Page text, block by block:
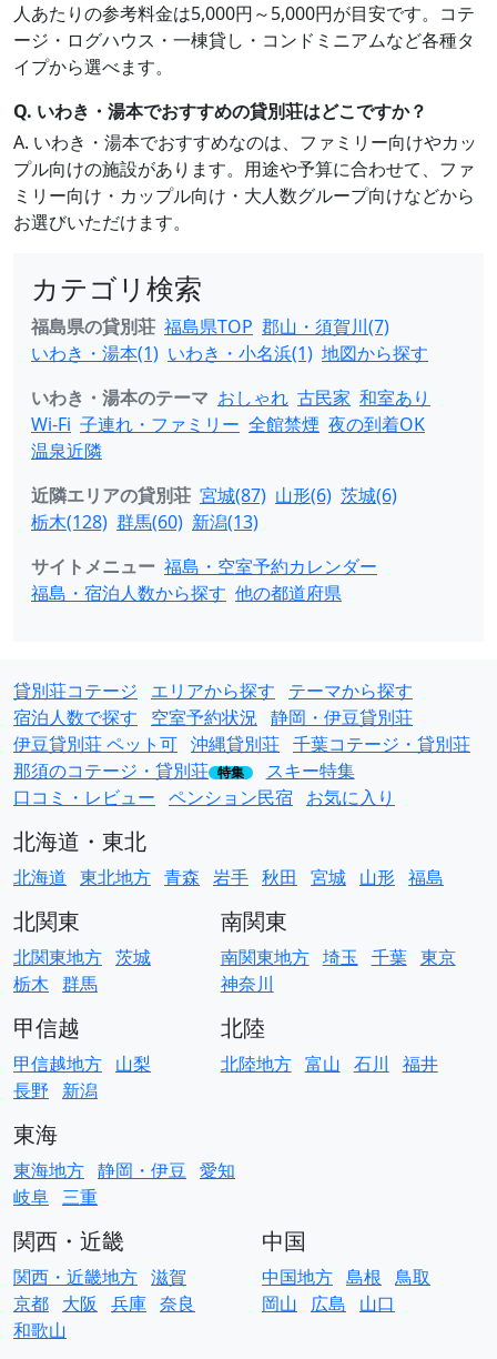
人あたりの参考料金は5,000円～5,000円が目安です。コテ
ージ・ログハウス・一棟貸し・コンドミニアムなど各種タ
イプから選べます。
Q. いわき・湯本でおすすめの貸別荘はどこですか？
A. いわき・湯本でおすすめなのは、ファミリー向けやカッ
プル向けの施設があります。用途や予算に合わせて、ファ
ミリー向け・カップル向け・大人数グループ向けなどから
お選びいただけます。
カテゴリ検索
福島県の貸別荘 福島県TOP 郡山・須賀川(7)
いわき・湯本(1) いわき・小名浜(1) 地図から探す
いわき・湯本のテーマ おしゃれ 古民家 和室あり
Wi-Fi 子連れ・ファミリー 全館禁煙 夜の到着OK
温泉近隣
近隣エリアの貸別荘 宮城(87) 山形(6) 茨城(6)
栃木(128) 群馬(60) 新潟(13)
サイトメニュー 福島・空室予約カレンダー
福島・宿泊人数から探す 他の都道府県
貸別荘コテージ エリアから探す
テーマから探す
宿泊人数で探す
空室予約状況 静岡・伊豆貸別荘
伊豆貸別荘 ペット可 沖縄貸別荘 千葉コテージ・貸別荘
那須のコテージ・貸別荘 特集
スキー特集
口コミ・レビュー ペンション民宿 お気に入り
北海道・東北
北海道 東北地方 青森 岩手 秋田 宮城 山形 福島
北関東
北関東地方 茨城
栃木 群馬
南関東
南関東地方 埼玉 千葉 東京
神奈川
甲信越
甲信越地方 山梨
長野
新潟
北陸
北陸地方 富山 石川 福井
東海
東海地方 静岡・伊豆 愛知
岐阜 三重
関西・近畿
関西・近畿地方 滋賀
京都 大阪 兵庫 奈良
和歌山
中国
中国地方 島根 鳥取
岡山
広島 山口